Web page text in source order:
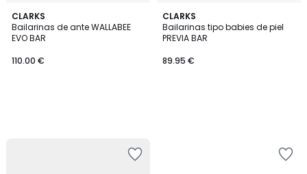
CLARKS
Bailarinas de ante WALLABEE
EVO BAR
110.00 €
CLARKS
Bailarinas tipo babies de piel
PREVIA BAR
89.95 €